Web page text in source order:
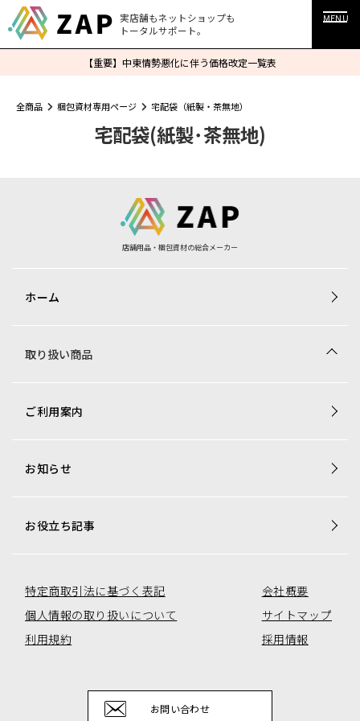
実店舗もネットショップも
トータルサポート。
MENU
【重要】中東情勢悪化に伴う価格改定一覧表
全商品 梱包資材専用ページ 宅配袋（紙製・茶無地）
宅配袋(紙製･茶無地)
店舗用品・梱包資材の総合メーカー
ホーム
取り扱い商品
商品一覧
トレカ用ショーケース・消耗品
オリジナル商品一覧
ご利用案内
お知らせ
お役立ち記事
特定商取引法に基づく表記
個人情報の取り扱いについて
利用規約
会社概要
サイトマップ
採用情報
お問い合わせ